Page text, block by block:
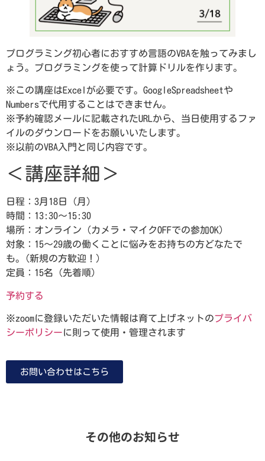
プログラミング初心者におすすめ言語のVBAを触ってみまし
ょう。プログラミングを使って計算ドリルを作ります。
※この講座はExcelが必要です。GoogleSpreadsheetや
Numbersで代用することはできません。
※予約確認メールに記載されたURLから、当日使用するファ
イルのダウンロードをお願いいたします。
※以前のVBA入門と同じ内容です。
＜講座詳細＞
日程：3月18日（月）
時間：13:30～15:30
場所：オンライン（カメラ・マイクOFFでの参加OK）
対象：15～29歳の働くことに悩みをお持ちの方どなたで
も。(新規の方歓迎！）
定員：15名（先着順）
予約する
※zoomに登録いただいた情報は育て上げネットのプライバ
シーポリシーに則って使用・管理されます
お問い合わせはこちら
その他のお知らせ